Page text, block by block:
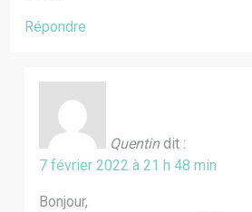
Répondre
Quentin dit :
7 février 2022 à 21 h 48 min
Bonjour,